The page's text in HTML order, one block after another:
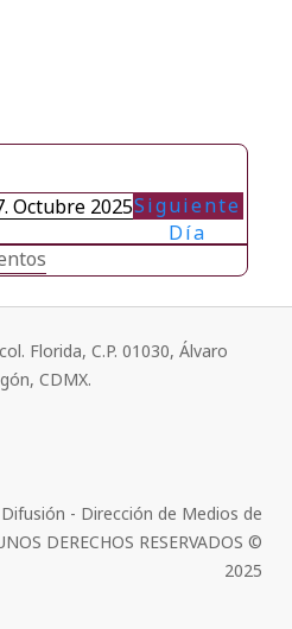
Octubre 2025Siguiente
Día
Florida, C.P. 01030, Álvaro
CDMX.
- Dirección de Medios de
DERECHOS RESERVADOS ©
2025